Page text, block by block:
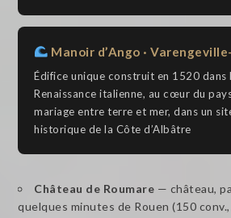
Manoir d’Ango ·
Édifice unique construit en 1520 dans
Renaissance italienne, au cœur du
mariage entre terre et mer, dans un
historique de la Côte d’Albâtre
Château de Roumare — château,
quelques minutes de Rouen (150